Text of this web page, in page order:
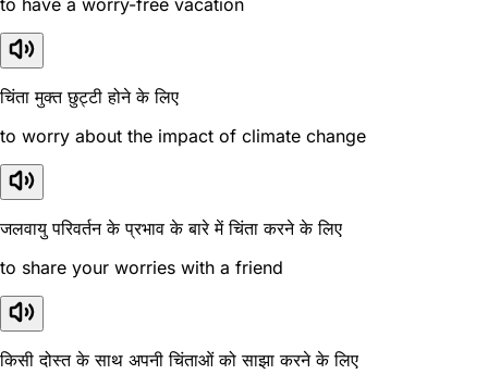
to have a worry-free vacation
चिंता मुक्त छुट्टी होने के लिए
to worry about the impact of climate change
जलवायु परिवर्तन के प्रभाव के बारे में चिंता करने के लिए
to share your worries with a friend
किसी दोस्त के साथ अपनी चिंताओं को साझा करने के लिए